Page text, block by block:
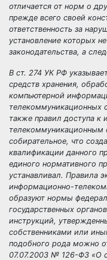
отличается от норм о
прежде всего своей
ответственность за
установление которых
законодательства, а
В ст. 274 УК РФ
средств хранения,
компьютерной
телекоммуникационных
также правил доступа к
телекоммуникационным
собирательное, что
квалификации данного
единого нормативного
устанавливал. Правила
информационно-
образуют нормы
государственных
инструкций,
собственниками или
подобного рода можно
07.07.2003 № 126-ФЗ «О